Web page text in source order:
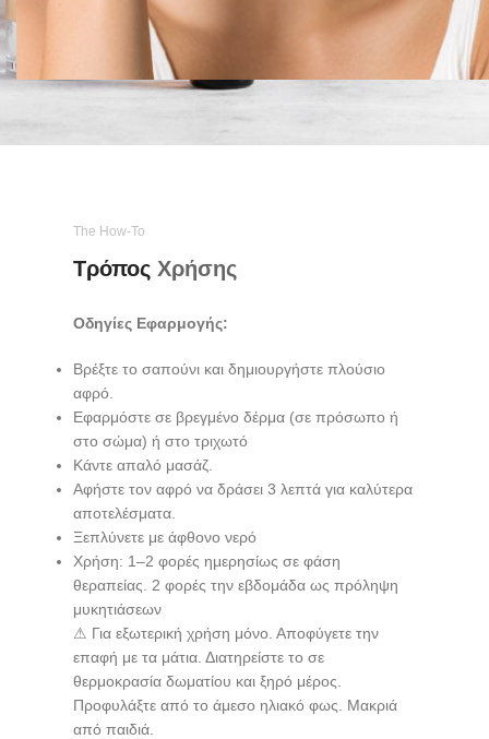
The How-To
Τρόπος Χρήσης
Οδηγίες Εφαρμογής:
Βρέξτε το σαπούνι και δημιουργήστε πλούσιο
αφρό.
Εφαρμόστε σε βρεγμένο δέρμα (σεπρόσωπο ή
στο σώμα) ή στο τριχωτό
Κάντε απαλό μασάζ.
Αφήστε τον αφρό να δράσει 3 λεπτά για καλύτερα
αποτελέσματα.
Ξεπλύνετε με άφθονο νερό
Χρήση: 1–2 φορές ημερησίως σε φάση
θεραπείας. 2 φορές την εβδομάδα ως πρόληψη
μυκητιάσεων
⚠ Για εξωτερική χρήση μόνο. Αποφύγετε την
επαφή με τα μάτια.Διατηρείστε το σε
θερμοκρασία δωματίου και ξηρό μέρος.
Προφυλάξτε από το άμεσο ηλιακό φως. Μακριά
από παιδιά.